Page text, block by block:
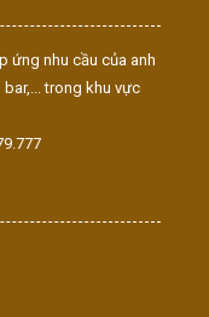
ứng nhu cầu của anh
trong khu vực